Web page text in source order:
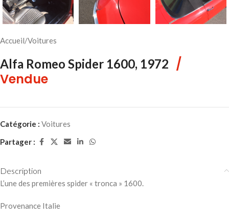
Accueil/Voitures
Alfa Romeo Spider 1600, 1972 /
Vendue
Catégorie : Voitures
Partager :
Description
L’une des premières spider « tronca » 1600.
Provenance Italie